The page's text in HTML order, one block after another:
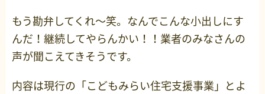
もう勘弁してくれ～笑。なんでこんな小出しにす
んだ！継続してやらんかい！！業者のみなさんの
声が聞こえてきそうです。
内容は現行の「こどもみらい住宅支援事業」とよ